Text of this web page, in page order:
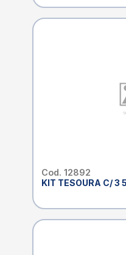
Cod. 12892